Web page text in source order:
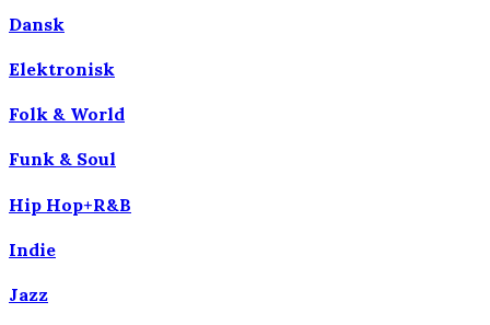
Dansk
Elektronisk
Folk & World
Funk & Soul
Hip Hop+R&B
Indie
Jazz